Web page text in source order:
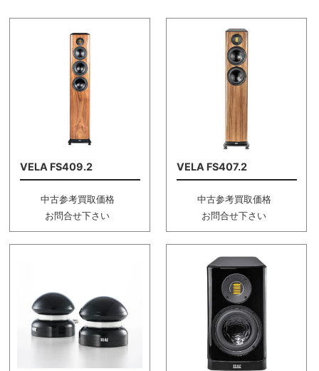
VELA FS409.2
中古参考買取価格
お問合せ下さい
VELA FS407.2
中古参考買取価格
お問合せ下さい